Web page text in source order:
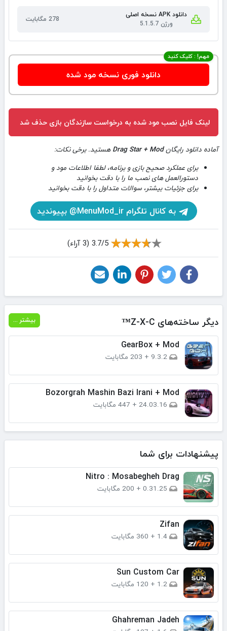
دانلود APK نسخه اصلی
ورژن 5.1.5.7
278 مگابایت
مهم! : کلیک کنید
دانلود فوری نسخه مود شده
لینک فایل نصب مود شده به درخواست سازندگان بازی حذف شد
آماده دانلود رایگانDrag Star + Mod هستید. برخی نکات:
برای عملکرد صحیح بازی و برنامه، لطفا اطلاعات مود و
دستورالعمل های نصب ما را با دقت بخوانید
برای جزئیات بیشتر، سوالات متداول را با دقت بخوانید
به کانال تلگرام MenuMod_ir@ بپیوندید
3.7/5 (3 آراء)
دیگر ساخته‌های Z-X-C™ بیشتر ...
GearBox + Mod
9.3.2
+ 203 مگابایت
Bozorgrah Mashin Bazi Irani + Mod
24.03.16
+ 447 مگابایت
پیشنهادات برای شما
Nitro : Mosabegheh Drag
0.31.25
+ 200 مگابایت
Zifan
1.4
+ 360 مگابایت
Sun Custom Car
1.2
+ 120 مگابایت
Ghahreman Jadeh